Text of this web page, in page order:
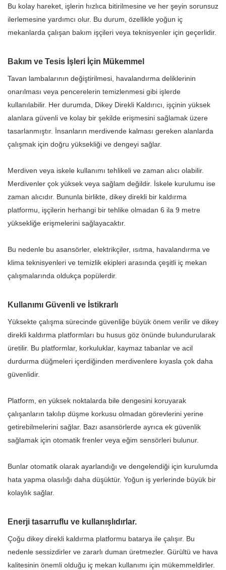
Bu kolay hareket, işlerin hızlıca bitirilmesine ve her şeyin sorunsuz
ilerlemesine yardımcı olur. Bu durum, özellikle yoğun iç
mekanlarda çalışan bakım işçileri veya teknisyenler için geçerlidir.
Bakım ve Tesis İşleri İçin Mükemmel
Tavan lambalarının değiştirilmesi, havalandırma deliklerinin
onarılması veya pencerelerin temizlenmesi gibi işlerde
kullanılabilir. Her durumda, Dikey Direkli Kaldırıcı, işçinin yüksek
alanlara güvenli ve kolay bir şekilde erişmesini sağlamak üzere
tasarlanmıştır. İnsanların merdivende kalması gereken alanlarda
çalışmak için doğru yüksekliği ve dengeyi sağlar.
Merdiven veya iskele kullanımı tehlikeli ve zaman alıcı olabilir.
Merdivenler çok yüksek veya sağlam değildir. İskele kurulumu ise
zaman alıcıdır. Bununla birlikte, dikey direkli bir kaldırma
platformu, işçilerin herhangi bir tehlike olmadan 6 ila 9 metre
yüksekliğe erişmelerini sağlayacaktır.
Bu nedenle bu asansörler, elektrikçiler, ısıtma, havalandırma ve
klima teknisyenleri ve temizlik ekipleri arasında çeşitli iç mekan
çalışmalarında oldukça popülerdir.
Kullanımı Güvenli ve İstikrarlı
Yüksekte çalışma sürecinde güvenliğe büyük önem verilir ve dikey
direkli kaldırma platformları bu husus göz önünde bulundurularak
üretilir. Bu platformlar, korkuluklar, kaymaz tabanlar ve acil
durdurma düğmeleri içerdiğinden merdivenlere kıyasla çok daha
güvenlidir.
Platform, en yüksek noktalarda bile dengesini koruyarak
çalışanların takılıp düşme korkusu olmadan görevlerini yerine
getirebilmelerini sağlar. Bazı asansörlerde ayrıca ek güvenlik
sağlamak için otomatik frenler veya eğim sensörleri bulunur.
Bunlar otomatik olarak ayarlandığı ve dengelendiği için kurulumda
hata yapma olasılığı daha düşüktür. Yoğun iş yerlerinde büyük bir
kolaylık sağlar.
Enerji tasarruflu ve kullanışlıdırlar.
Çoğu dikey direkli kaldırma platformu batarya ile çalışır. Bu
nedenle sessizdirler ve zararlı duman üretmezler. Gürültü ve hava
kalitesinin önemli olduğu iç mekan kullanımı için mükemmeldirler.